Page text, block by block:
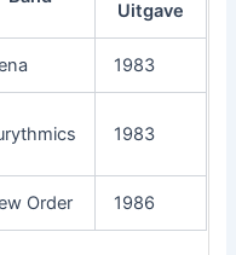
Uitgave
1983
1983
Order 1986